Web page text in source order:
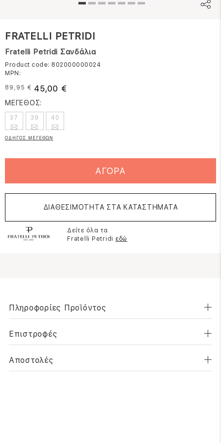
FRATELLI PETRIDI
Fratelli Petridi Σανδάλια
Product code: 802000000024
MPN:
89,95 € 45,00 €
ΜΕΓΕΘΟΣ:
37 39 40
ΟΔΗΓΟΣ ΜΕΓΕΘΩΝ
ΑΓΟΡΑ
ΔΙΑΘΕΣΙΜΟΤΗΤΑ ΣΤΑ ΚΑΤΑΣΤΗΜΑΤΑ
Δείτε όλα τα
Fratelli Petridi εδώ
Πληροφορίες Προϊόντος
Επιστροφές
Αποστολές